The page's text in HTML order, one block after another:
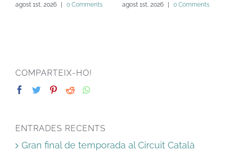
agost 1st, 2026 0 Comments agost 1st, 2026 0 Comments
COMPARTEIX-HO!
ENTRADES RECENTS
Gran final de temporada al Circuit Català